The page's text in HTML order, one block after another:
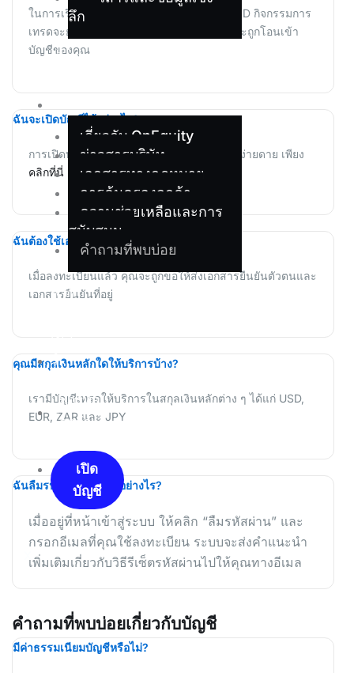
ลึก
เกี่ยว
เกี่ยวกับ OnEquity
ข่าวสารบริษัท
เอกสารทางกฎหมาย
การคุ้มครองลูกค้า
ความช่วยเหลือและการ
สนับสนุน
คำถามที่พบบ่อย
พาร์
เนอ
ร์
พอร์ทัล
ลูกค้า
เปิด
บัญชี
ในการเริ่มเทรด คุณต้องฝากเงินขั้นต่ำ 25 USD กิจกรรมการ
เทรดจะยังไม่เปิดใช้งานจนกว่าเงินจำนวนนี้จะถูกโอนเข้า
บัญชีของคุณ
ฉันจะเปิดบัญชีได้อย่างไร?
การเปิดบัญชีกับ OnEquity ทำได้รวดเร็วและง่ายดาย เพียง
คลิกที่นี่ เพื่อเริ่มขั้นตอนการลงทะเบียน
ฉันต้องใช้เอกสารอะไรบ้างในการลงทะเบียน?
เมื่อลงทะเบียนแล้ว คุณจะถูกขอให้ส่งเอกสารยืนยันตัวตนและ
เอกสารยืนยันที่อยู่
คุณมีสกุลเงินหลักใดให้บริการบ้าง?
เรามีบัญชีเทรดให้บริการในสกุลเงินหลักต่าง ๆ ได้แก่ USD,
EUR, ZAR และ JPY
ฉันลืมรหัสผ่าน ต้องทำอย่างไร?
เมื่ออยู่ที่หน้าเข้าสู่ระบบ ให้คลิก “ลืมรหัสผ่าน” และ
กรอกอีเมลที่คุณใช้ลงทะเบียน ระบบจะส่งคำแนะนำ
เพิ่มเติมเกี่ยวกับวิธีรีเซ็ตรหัสผ่านไปให้คุณทางอีเมล
คำถามที่พบบ่อยเกี่ยวกับบัญชี
มีค่าธรรมเนียมบัญชีหรือไม่?